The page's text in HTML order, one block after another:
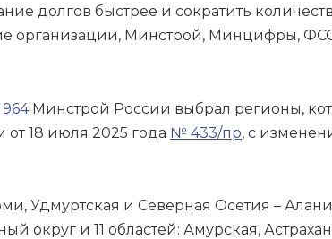
долгов быстрее и сократить
организации, Минстрой, Минцифры,
Минстрой России выбрал регионы,
18 июля 2025 года № 433/пр, с
Удмуртская и Северная Осетия –
округ и 11 областей: Амурская,